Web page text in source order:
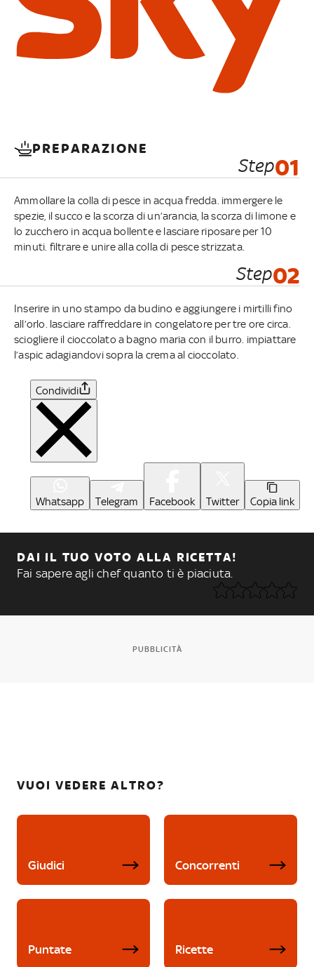
PREPARAZIONE
Step01
Ammollare la colla di pesce in acqua fredda. immergere le
spezie, il succo e la scorza di un’arancia, la scorza di limone e
lo zucchero in acqua bollente e lasciare riposare per 10
minuti. filtrare e unire alla colla di pesce strizzata.
Step02
Inserire in uno stampo da budino e aggiungere i mirtilli fino
all’orlo. lasciare raffreddare in congelatore per tre ore circa.
sciogliere il cioccolato a bagno maria con il burro. impiattare
l’aspic adagiandovi sopra la crema al cioccolato.
Condividi
Whatsapp Telegram Facebook Twitter Copia link
DAI IL TUO VOTO ALLA RICETTA!
Fai sapere agli chef quanto ti è piaciuta.
PUBBLICITÀ
VUOI VEDERE ALTRO?
Giudici Concorrenti
Puntate Ricette